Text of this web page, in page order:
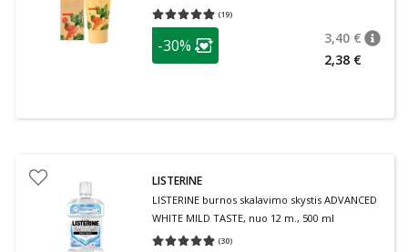
(19)
Vidutinis įvertinimas 4.84
patarimas
Lojalumo klubo narių nuolaida
-30% 3,40 €
2,38 €
LISTERINE
LISTERINE burnos skalavimo skystis ADVANCED
WHITE MILD TASTE, nuo 12 m., 500 ml
(30)
Vidutinis įvertinimas 4.87